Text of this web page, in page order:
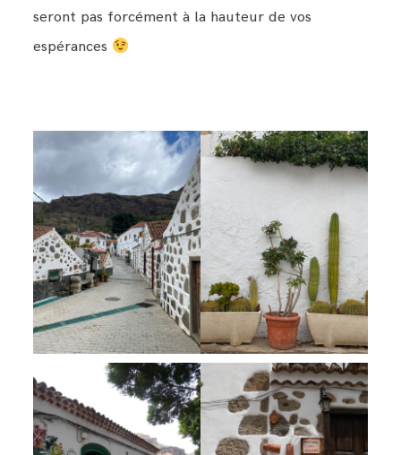
seront pas forcément à la hauteur de vos
espérances